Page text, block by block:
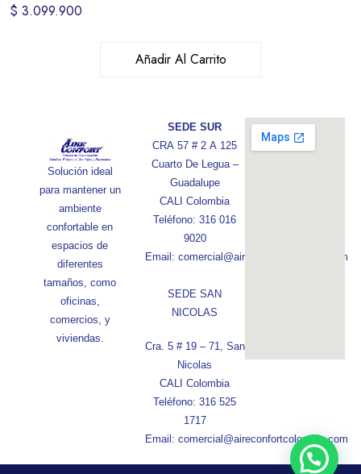
$ 3.099.900
Añadir Al Carrito
Solución ideal
para mantener un
ambiente
confortable en
espacios de
diferentes
tamaños, como
oficinas,
comercios, y
viviendas.
SEDE SUR
CRA 57 # 2 A 125
Cuarto De Legua –
Guadalupe
CALI Colombia
Teléfono: 316 016
9020
Email: comercial@aireconfortcolombia.com
SEDE SAN
NICOLAS
Cra. 5 # 19 – 71, San
Nicolas
CALI Colombia
Teléfono: 316 525
1717
Email: comercial@aireconfortcolombia.com